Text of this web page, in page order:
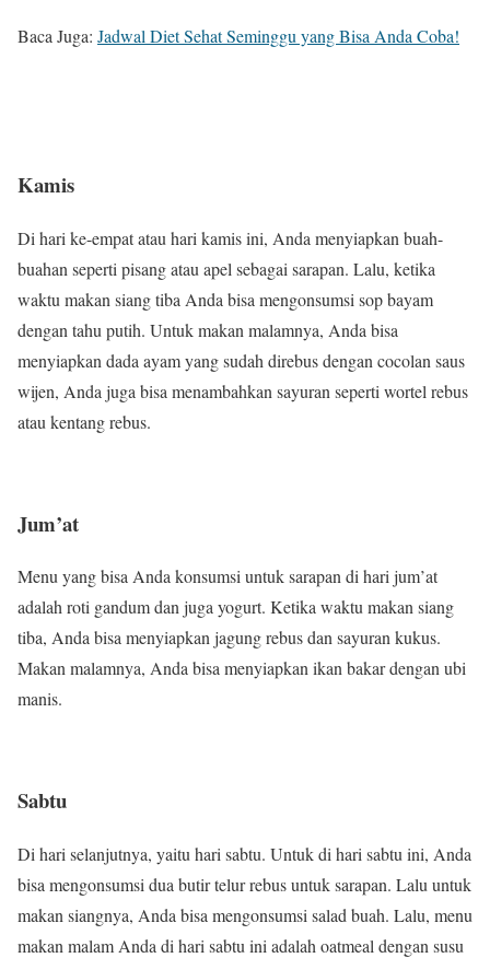
Baca Juga: Jadwal Diet Sehat Seminggu yang Bisa Anda Coba!
Kamis
Di hari ke-empat atau hari kamis ini, Anda menyiapkan buah-
buahan seperti pisang atau apel sebagai sarapan. Lalu, ketika
waktu makan siang tiba Anda bisa mengonsumsi sop bayam
dengan tahu putih. Untuk makan malamnya, Anda bisa
menyiapkan dada ayam yang sudah direbus dengan cocolan saus
wijen, Anda juga bisa menambahkan sayuran seperti wortel rebus
atau kentang rebus.
Jum’at
Menu yang bisa Anda konsumsi untuk sarapan di hari jum’at
adalah roti gandum dan juga yogurt. Ketika waktu makan siang
tiba, Anda bisa menyiapkan jagung rebus dan sayuran kukus.
Makan malamnya, Anda bisa menyiapkan ikan bakar dengan ubi
manis.
Sabtu
Di hari selanjutnya, yaitu hari sabtu. Untuk di hari sabtu ini, Anda
bisa mengonsumsi dua butir telur rebus untuk sarapan. Lalu untuk
makan siangnya, Anda bisa mengonsumsi salad buah. Lalu, menu
makan malam Anda di hari sabtu ini adalah oatmeal dengan susu